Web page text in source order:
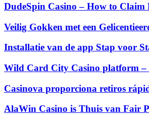
DudeSpin Casino – How to Claim
Veilig Gokken met een
Installatie van de app Stap voor
Wild Card City Casino platform –
Casinova proporciona retiros
AlaWin Casino is Thuis van Fair